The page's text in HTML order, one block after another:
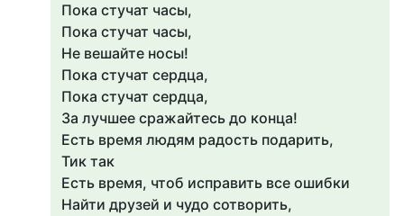
Пока стучат часы,
Пока стучат часы,
Не вешайте носы!
Пока стучат сердца,
Пока стучат сердца,
За лучшее сражайтесь до конца!
Есть время людям радость подарить,
Тик так
Есть время, чтоб исправить все ошибки
Найти друзей и чудо сотворить,